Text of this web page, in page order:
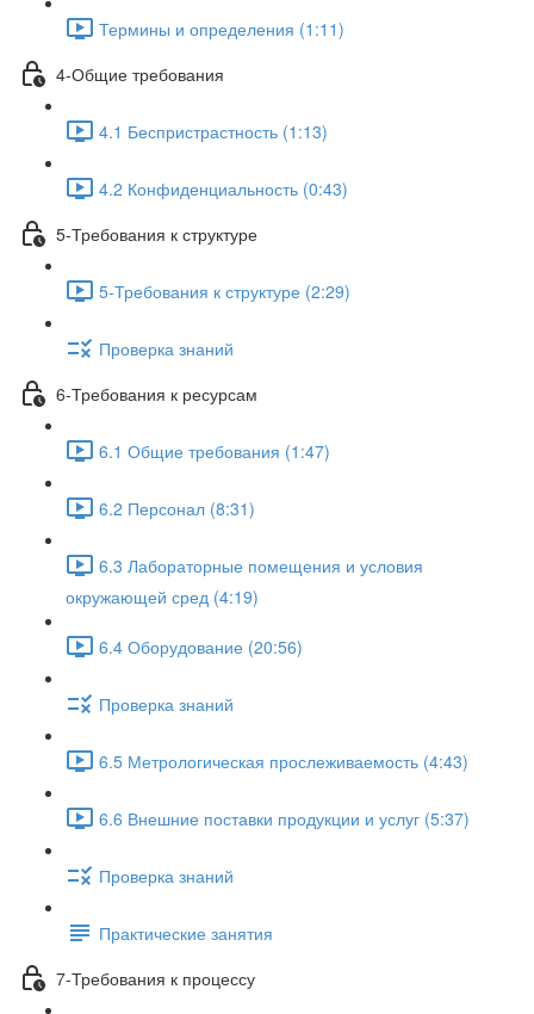
Термины и определения (1:11)
4-Общие требования
4.1 Беспристрастность (1:13)
4.2 Конфиденциальность (0:43)
5-Требования к структуре
5-Требования к структуре (2:29)
Проверка знаний
6-Требования к ресурсам
6.1 Общие требования (1:47)
6.2 Персонал (8:31)
6.3 Лабораторные помещения и условия
окружающей сред (4:19)
6.4 Оборудование (20:56)
Проверка знаний
6.5 Метрологическая прослеживаемость (4:43)
6.6 Внешние поставки продукции и услуг (5:37)
Проверка знаний
Практические занятия
7-Требования к процессу